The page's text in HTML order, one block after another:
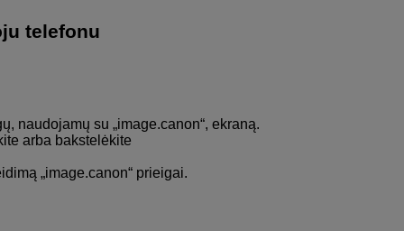
telefonu
naudojamų su „image.canon“, ekraną.
arba bakstelėkite
„image.canon“ prieigai.